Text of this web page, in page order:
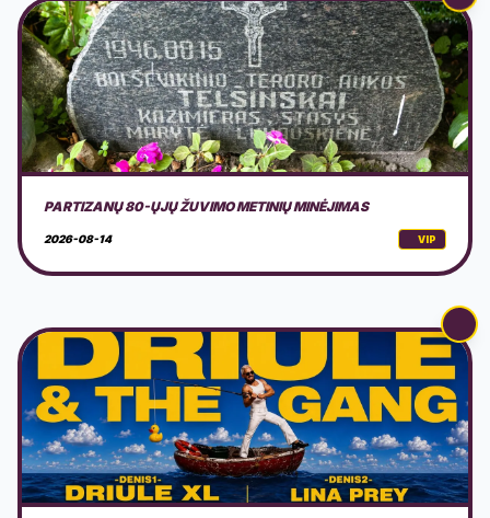
LAIVAS AURORA: DRIULE & THE GANG
2026-08-15 VIP